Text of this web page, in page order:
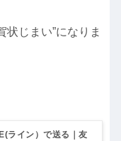
状じまい”になりま
ライン）で送る｜友